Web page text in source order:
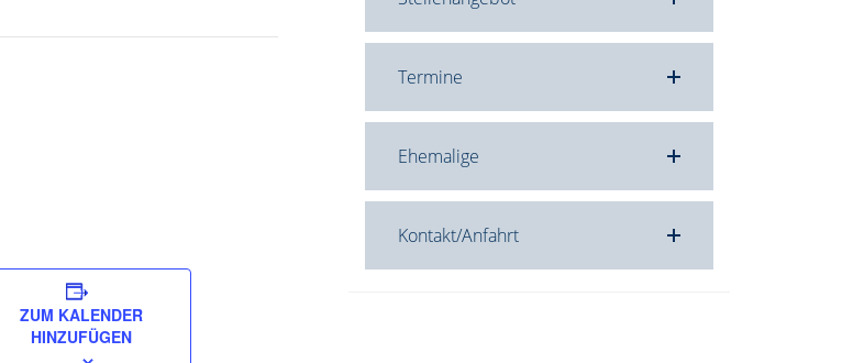
ZUM KALENDER
HINZUFÜGEN
Termine
Ehemalige
Kontakt/Anfahrt